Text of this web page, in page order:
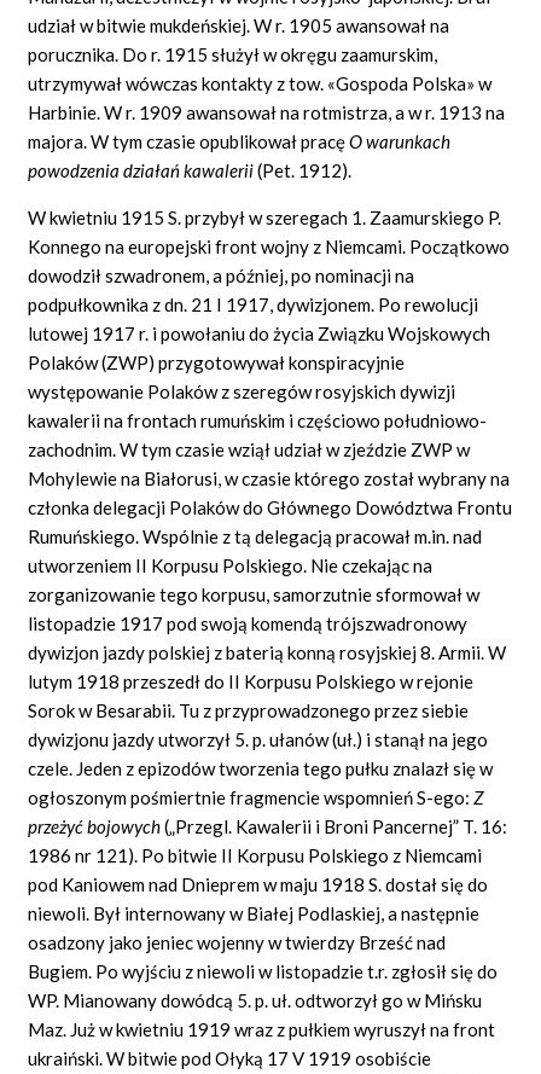
udział w bitwie mukdeńskiej. W r. 1905 awansował na
porucznika. Do r. 1915 służył w okręgu zaamurskim,
utrzymywał wówczas kontakty z tow. «Gospoda Polska» w
Harbinie. W r. 1909 awansował na rotmistrza, a w r. 1913 na
majora. W tym czasie opublikował pracęO warunkach
powodzenia działań kawalerii(Pet. 1912).
W kwietniu 1915 S. przybył w szeregach 1. Zaamurskiego P.
Konnego na europejski front wojny z Niemcami. Początkowo
dowodził szwadronem, a później, po nominacji na
podpułkownika z dn. 21 I 1917, dywizjonem. Po rewolucji
lutowej 1917 r. i powołaniu do życia Związku Wojskowych
Polaków (ZWP) przygotowywał konspiracyjnie
występowanie Polaków z szeregów rosyjskich dywizji
kawalerii na frontach rumuńskim i częściowo południowo-
zachodnim. W tym czasie wziął udział w zjeździe ZWP w
Mohylewie na Białorusi, w czasie którego został wybrany na
członka delegacji Polaków do Głównego Dowództwa Frontu
Rumuńskiego. Wspólnie z tą delegacją pracował m.in. nad
utworzeniem II Korpusu Polskiego. Nie czekając na
zorganizowanie tego korpusu, samorzutnie sformował w
listopadzie 1917 pod swoją komendą trójszwadronowy
dywizjon jazdy polskiej z baterią konną rosyjskiej 8. Armii. W
lutym 1918 przeszedł do II Korpusu Polskiego w rejonie
Sorok w Besarabii. Tu z przyprowadzonego przez siebie
dywizjonu jazdy utworzył 5. p. ułanów (uł.) i stanął na jego
czele. Jeden z epizodów tworzenia tego pułku znalazł się w
ogłoszonym pośmiertnie fragmencie wspomnień S-ego:Z
przeżyć bojowych(„Przegl. Kawalerii i Broni Pancernej” T. 16:
1986 nr 121). Po bitwie II Korpusu Polskiego z Niemcami
pod Kaniowem nad Dnieprem w maju 1918 S. dostał się do
niewoli. Był internowany w Białej Podlaskiej, a następnie
osadzony jako jeniec wojenny w twierdzy Brześć nad
Bugiem. Po wyjściu z niewoli w listopadzie t.r. zgłosił się do
WP. Mianowany dowódcą 5. p. uł. odtworzył go w Mińsku
Maz. Już w kwietniu 1919 wraz z pułkiem wyruszył na front
ukraiński. W bitwie pod Ołyką 17 V 1919 osobiście